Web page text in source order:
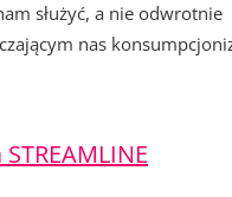
służyć, a nie odwrotnie
nas